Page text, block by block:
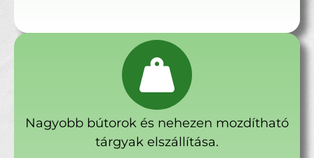
Nagyobb bútorok és nehezen mozdítható
tárgyak elszállítása.